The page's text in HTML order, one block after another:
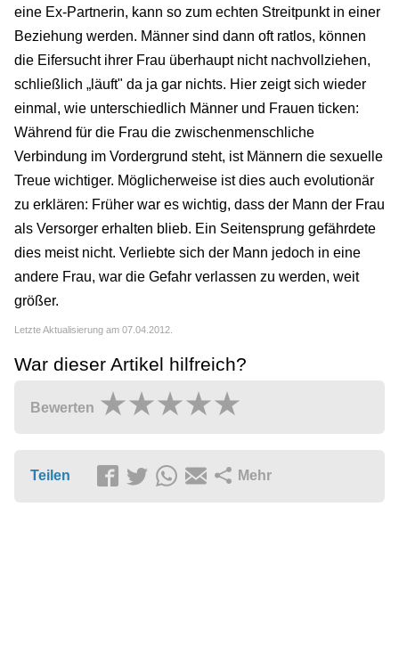
eine Ex-Partnerin, kann so zum echten Streitpunkt in einer
Beziehung werden. Männer sind dann oft ratlos, können
die Eifersucht ihrer Frau überhaupt nicht nachvollziehen,
schließlich „läuft" da ja gar nichts. Hier zeigt sich wieder
einmal, wie unterschiedlich Männer und Frauen ticken:
Während für die Frau die zwischenmenschliche
Verbindung im Vordergrund steht, ist Männern die sexuelle
Treue wichtiger. Möglicherweise ist dies auch evolutionär
zu erklären: Früher war es wichtig, dass der Mann der Frau
als Versorger erhalten blieb. Ein Seitensprung gefährdete
dies meist nicht. Verliebte sich der Mann jedoch in eine
andere Frau, war die Gefahr verlassen zu werden, weit
größer.
Letzte Aktualisierung am 07.04.2012.
War dieser Artikel hilfreich?
Bewerten
Teilen Mehr